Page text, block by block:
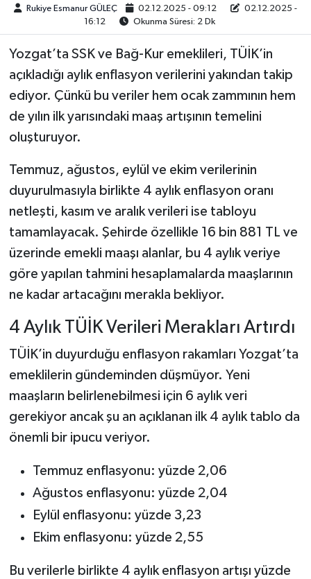
Rukiye Esmanur GÜLEÇ 02.12.2025 - 09:12
02.12.2025 -
16:12
Okunma Süresi: 2 Dk
Yozgat’ta SSK ve Bağ-Kur emeklileri, TÜİK’in
açıkladığı aylık enflasyon verilerini yakından takip
ediyor. Çünkü bu veriler hem ocak zammının hem
de yılın ilk yarısındaki maaş artışının temelini
oluşturuyor.
Temmuz, ağustos, eylül ve ekim verilerinin
duyurulmasıyla birlikte 4 aylık enflasyon oranı
netleşti, kasım ve aralık verileri ise tabloyu
tamamlayacak. Şehirde özellikle 16 bin 881 TL ve
üzerinde emekli maaşı alanlar, bu 4 aylık veriye
göre yapılan tahmini hesaplamalarda maaşlarının
ne kadar artacağını merakla bekliyor.
4 Aylık TÜİK Verileri Merakları Artırdı
TÜİK’in duyurduğu enflasyon rakamları Yozgat’ta
emeklilerin gündeminden düşmüyor. Yeni
maaşların belirlenebilmesi için 6 aylık veri
gerekiyor ancak şu an açıklanan ilk 4 aylık tablo da
önemli bir ipucu veriyor.
Temmuz enflasyonu: yüzde 2,06
Ağustos enflasyonu: yüzde 2,04
Eylül enflasyonu: yüzde 3,23
Ekim enflasyonu: yüzde 2,55
Bu verilerle birlikte 4 aylık enflasyon artışı yüzde